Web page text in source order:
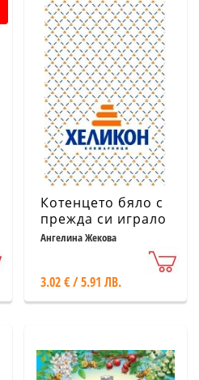
Котенцето бяло с
прежда си играло
Ангелина Жекова
3.02 € / 5.91 ЛВ.